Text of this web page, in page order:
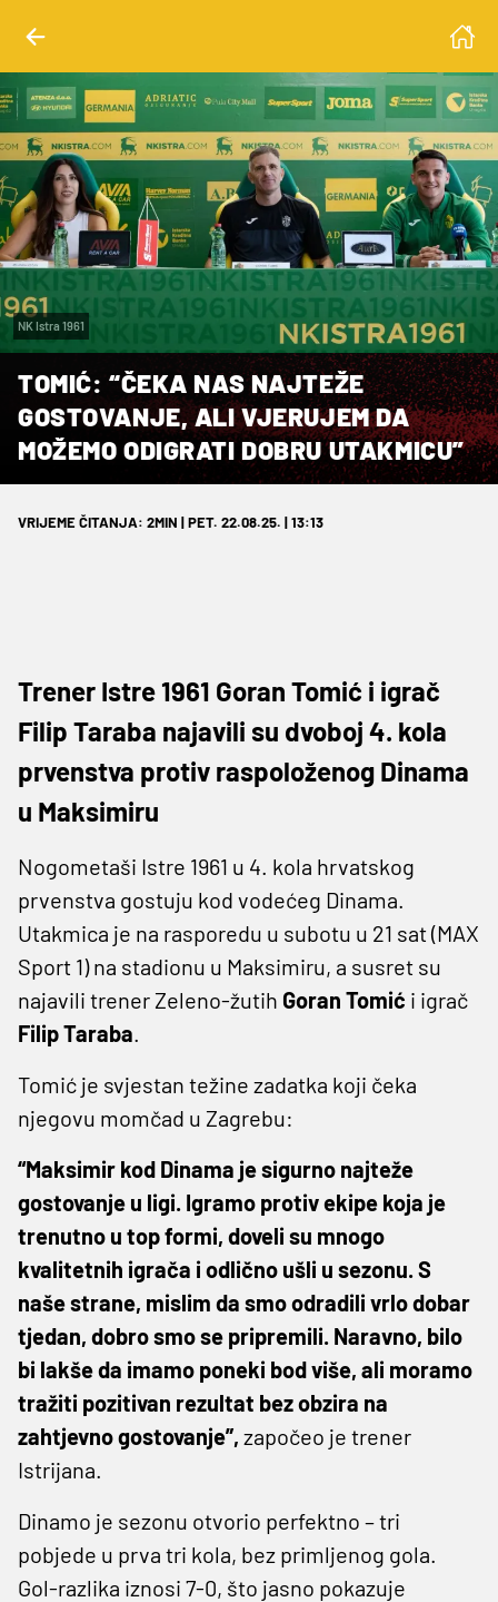
NK Istra 1961
TOMIĆ: “ČEKA NAS NAJTEŽE
GOSTOVANJE, ALI VJERUJEM DA
MOŽEMO ODIGRATI DOBRU UTAKMICU”
VRIJEME ČITANJA: 2MIN | PET. 22.08.25. | 13:13
Trener Istre 1961 Goran Tomić i igrač
Filip Taraba najavili su dvoboj 4. kola
prvenstva protiv raspoloženog Dinama
u Maksimiru
Nogometaši Istre 1961 u 4. kola hrvatskog
prvenstva gostuju kod vodećeg Dinama.
Utakmica je na rasporedu u subotu u 21 sat (MAX
Sport 1) na stadionu u Maksimiru, a susret su
najavili trener Zeleno-žutih Goran Tomić i igrač
Filip Taraba.
Tomić je svjestan težine zadatka koji čeka
njegovu momčad u Zagrebu:
“Maksimir kod Dinama je sigurno najteže
gostovanje u ligi. Igramo protiv ekipe koja je
trenutno u top formi, doveli su mnogo
kvalitetnih igrača i odlično ušli u sezonu. S
naše strane, mislim da smo odradili vrlo dobar
tjedan, dobro smo se pripremili. Naravno, bilo
bi lakše da imamo poneki bod više, ali moramo
tražiti pozitivan rezultat bez obzira na
zahtjevno gostovanje”, započeo je trener
Istrijana.
Dinamo je sezonu otvorio perfektno – tri
pobjede u prva tri kola, bez primljenog gola.
Gol-razlika iznosi 7-0, što jasno pokazuje